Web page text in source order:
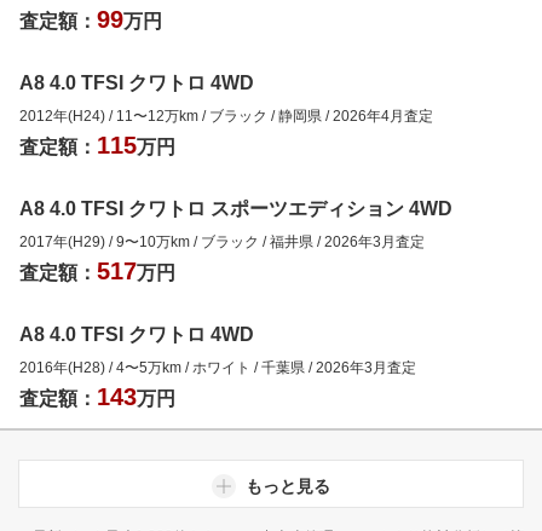
査定額： 99万円
A8 4.0 TFSI クワトロ 4WD
2012年(H24) / 11 〜12万km / ブラック /静岡県 /2026年4月査定
査定額： 115万円
A8 4.0 TFSI クワトロ スポーツエディション 4WD
2017年(H29) /9〜10万km / ブラック /福井県 /2026年3月査定
査定額： 517万円
A8 4.0 TFSI クワトロ 4WD
2016年(H28) /4〜5万km / ホワイト /千葉県 /2026年3月査定
査定額： 143万円
もっと見る